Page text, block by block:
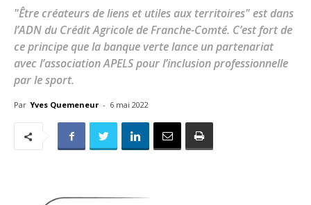
"Être créateurs de liens et utiles aux territoires" est dans
l’ADN du Crédit Agricole de Franche-Comté. C’est fort de
ce principe que la banque verte lance un partenariat
avec l’association APELS pour l’inclusion professionnelle
par le sport.
Par Yves Quemeneur - 6 mai 2022